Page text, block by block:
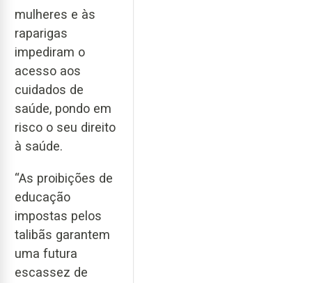
mulheres e às
raparigas
impediram o
acesso aos
cuidados de
saúde, pondo em
risco o seu direito
à saúde.
“As proibições de
educação
impostas pelos
talibãs garantem
uma futura
escassez de